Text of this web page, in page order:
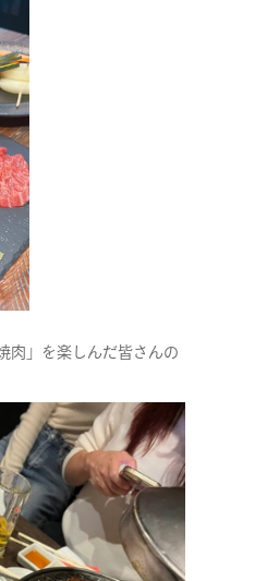
肉」を楽しんだ皆さんの